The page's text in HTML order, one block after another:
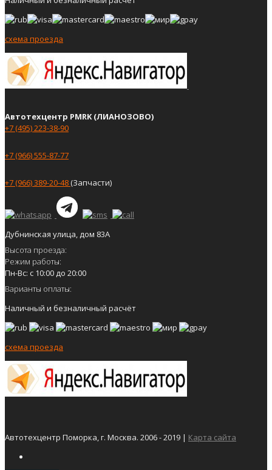
схема проезда
Автотехцентр PMRK (ЛИАНОЗОВО)
+7 (495) 223-38-90
+7 (966) 555-87-77
+7 (966) 389-20-48(Запчасти)
Дубнинская улица, дом 83А
Высота проезда:
Режим работы:
Пн-Вс: с 10:00 до 20:00
Варианты оплаты:
Наличный и безналичный расчёт
схема проезда
Автотехцентр Поморка, г. Москва. 2006 - 2019 | Карта сайта